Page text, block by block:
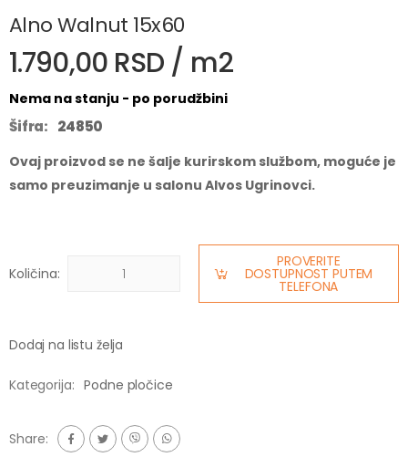
Alno Walnut 15x60
1.790,00 RSD / m2
Nema na stanju - po porudžbini
Šifra: 24850
Ovaj proizvod se ne šalje kurirskom službom, moguće je
samo preuzimanje u salonu Alvos Ugrinovci.
Količina:
PROVERITE
DOSTUPNOST PUTEM
TELEFONA
Dodaj na listu želja
Kategorija: Podne pločice
Share: